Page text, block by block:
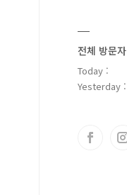
전체 방문자
Today :
Yesterday :